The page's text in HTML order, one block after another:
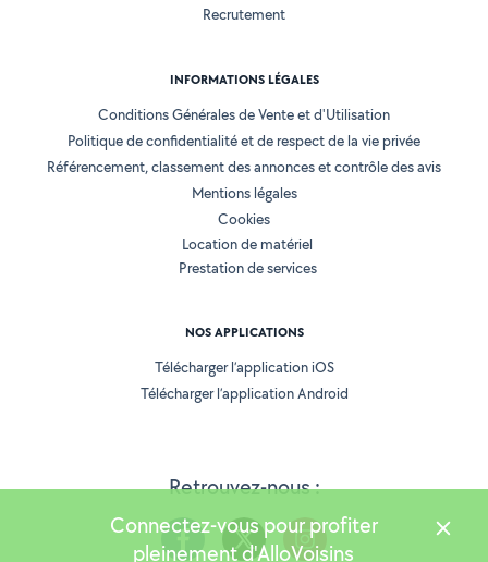
Retrouvez-nous :
Recrutement
INFORMATIONS LÉGALES
Conditions Générales de Vente et d'Utilisation
Politique de confidentialité et de respect de la vie privée
Référencement, classement des annonces et contrôle des avis
Mentions légales
Cookies
Location de matériel
Prestation de services
NOS APPLICATIONS
Télécharger l’application iOS
Télécharger l’application Android
Connectez-vous pour profiter
pleinement d'AlloVoisins